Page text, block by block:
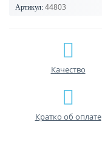
Артикул: 44803
Качество
Кратко об оплате